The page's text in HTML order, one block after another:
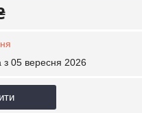
з 05 вересня 2026